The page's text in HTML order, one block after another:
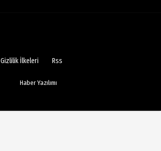
Gizlilik İlkeleri Rss
Haber Yazılımı